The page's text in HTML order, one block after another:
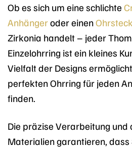
Ob es sich um eine schlichte
Anhängeroder einen
Zirkonia handelt – jeder
Einzelohrring ist ein kleines
Vielfalt der Designs
perfekten Ohrring für jeden
finden.
Die präzise Verarbeitung und
Materialien garantieren, dass